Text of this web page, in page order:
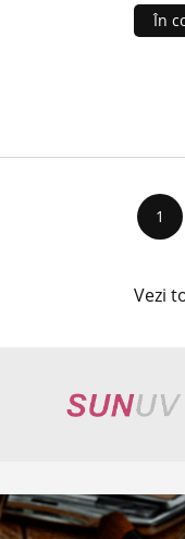
În
1
Vezi